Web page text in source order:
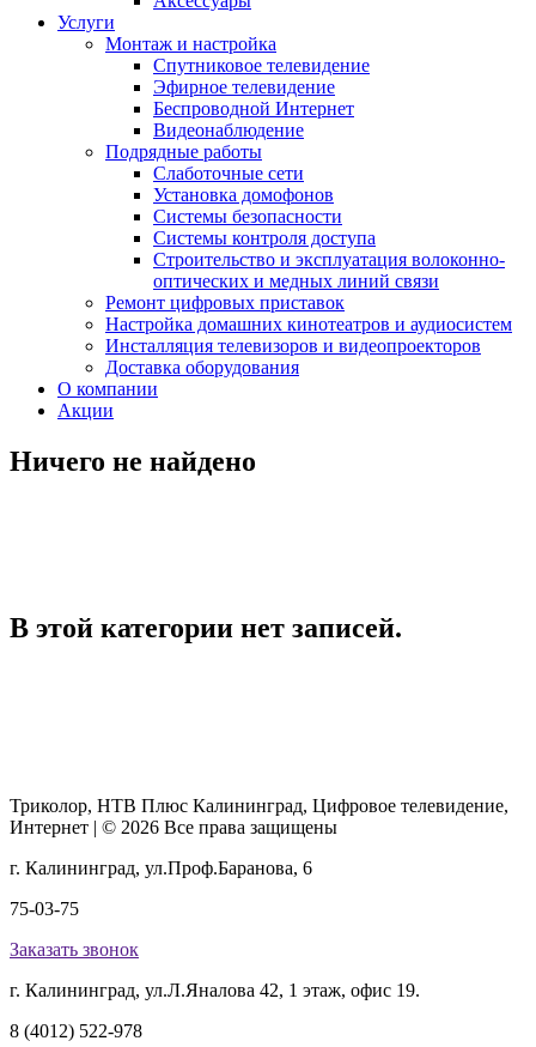
Услуги
Монтаж и настройка
Спутниковое телевидение
Эфирное телевидение
Беспроводной Интернет
Видеонаблюдение
Подрядные работы
Слаботочные сети
Установка домофонов
Системы безопасности
Системы контроля доступа
Строительство и эксплуатация волоконно-
оптических и медных линий связи
Ремонт цифровых приставок
Настройка домашних кинотеатров и аудиосистем
Инсталляция телевизоров и видеопроекторов
Доставка оборудования
О компании
Акции
Ничего не найдено
В этой категории нет записей.
Триколор, НТВ Плюс Калининград, Цифровое телевидение,
Интернет | © 2026 Все права защищены
г. Калининград, ул.Проф.Баранова, 6
75-03-75
Заказать звонок
г. Калининград, ул.Л.Яналова 42, 1 этаж, офис 19.
8 (4012) 522-978